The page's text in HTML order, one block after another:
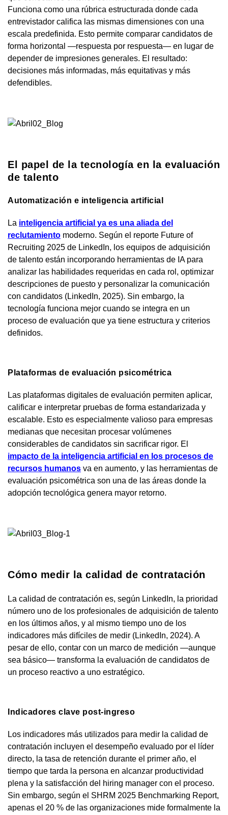
Funciona como una rúbrica estructurada donde cada
entrevistador califica las mismas dimensiones con una
escala predefinida. Esto permite comparar candidatos de
forma horizontal —respuesta por respuesta— en lugar de
depender de impresiones generales. El resultado:
decisiones más informadas, más equitativas y más
defendibles.
El papel de la tecnología en la evaluación
de talento
Automatización e inteligencia artificial
La inteligencia artificial ya es una aliada del
reclutamiento moderno. Según el reporte Future of
Recruiting 2025 de LinkedIn, los equipos de adquisición
de talento están incorporando herramientas de IA para
analizar las habilidades requeridas en cada rol, optimizar
descripciones de puesto y personalizar la comunicación
con candidatos (LinkedIn, 2025). Sin embargo, la
tecnología funciona mejor cuando se integra en un
proceso de evaluación que ya tiene estructura y criterios
definidos.
Plataformas de evaluación psicométrica
Las plataformas digitales de evaluación permiten aplicar,
calificar e interpretar pruebas de forma estandarizada y
escalable. Esto es especialmente valioso para empresas
medianas que necesitan procesar volúmenes
considerables de candidatos sin sacrificar rigor. El
impacto de la inteligencia artificial en los procesos de
recursos humanos va en aumento, y las herramientas de
evaluación psicométrica son una de las áreas donde la
adopción tecnológica genera mayor retorno.
Cómo medir la calidad de contratación
La calidad de contratación es, según LinkedIn, la prioridad
número uno de los profesionales de adquisición de talento
en los últimos años, y al mismo tiempo uno de los
indicadores más difíciles de medir (LinkedIn, 2024). A
pesar de ello, contar con un marco de medición —aunque
sea básico— transforma la evaluación de candidatos de
un proceso reactivo a uno estratégico.
Indicadores clave post-ingreso
Los indicadores más utilizados para medir la calidad de
contratación incluyen el desempeño evaluado por el líder
directo, la tasa de retención durante el primer año, el
tiempo que tarda la persona en alcanzar productividad
plena y la satisfacción del hiring manager con el proceso.
Sin embargo, según el SHRM 2025 Benchmarking Report,
apenas el 20 % de las organizaciones mide formalmente la